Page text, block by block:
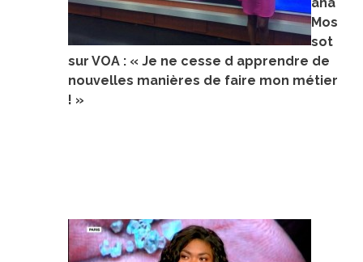
Mos
sot
sur VOA : « Je ne cesse d apprendre de
nouvelles manières de faire mon métier
! »